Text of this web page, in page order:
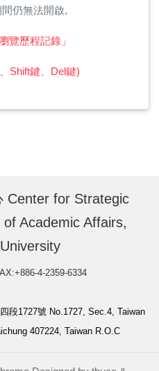
仍無法開啟,
覽歷程記錄」
Shift鍵、Del鍵)
Center for Strategic
Academic Affairs,
4-2359-6334
段1727號 No.1727, Sec.4, Taiwan
407224, Taiwan R.O.C